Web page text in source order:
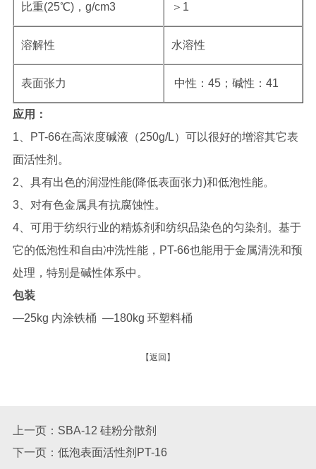
比重(25℃)，g/cm3 ＞1
溶解性 水溶性
表面张力 中性：45；碱性：41
应用 ：
1、PT-66在高浓度碱液（250g/L）可以很好的增溶其它表
面活性剂。
2、具有出色的润湿性能(降低表面张力)和低泡性能。
3、对有色金属具有抗腐蚀性。
4、可用于纺织行业的精炼剂和纺织品染色的匀染剂。基于
它的低泡性和自由冲洗性能，PT-66也能用于金属清洗和预
处理，特别是碱性体系中。
包装
—25kg 内涂铁桶 —180kg 环塑料桶
【返回】
上一页：SBA-12 硅粉分散剂
下一页：低泡表面活性剂PT-16